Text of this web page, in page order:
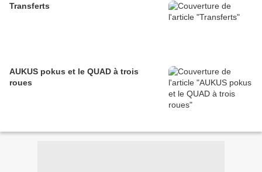
Transferts
AUKUS pokus et le QUAD à trois
roues